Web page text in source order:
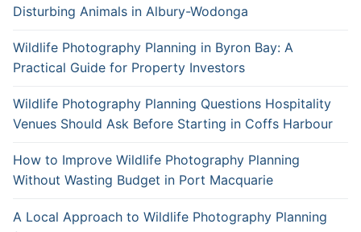
Disturbing Animals in Albury-Wodonga
Wildlife Photography Planning in Byron Bay: A
Practical Guide for Property Investors
Wildlife Photography Planning Questions Hospitality
Venues Should Ask Before Starting in Coffs Harbour
How to Improve Wildlife Photography Planning
Without Wasting Budget in Port Macquarie
A Local Approach to Wildlife Photography Planning